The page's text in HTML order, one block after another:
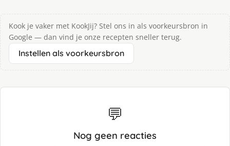
Kook je vaker met KookJij? Stel ons in als voorkeursbron in
Google — dan vind je onze recepten sneller terug.
Instellen als voorkeursbron
💬
Nog geen reacties